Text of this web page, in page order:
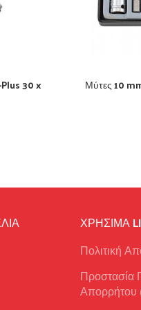
30 x Μύτες 10
ΧΡΉΣΙΜΑ
Πολιτική
Προστασία
Απορρήτου